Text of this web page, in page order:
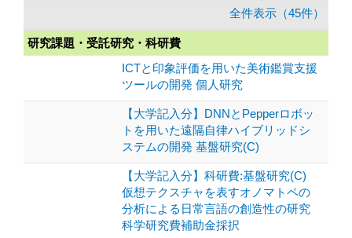
全件表示（45件）
研究課題・受託研究・科研費
ICTと印象評価を用いた美術鑑賞支援
ツールの開発 個人研究
【大学記入分】DNNとPepperロボッ
トを用いた遠隔自律ハイブリッドシ
ステムの開発 基盤研究(C)
【大学記入分】科研費:基盤研究(C)
仮想テクスチャを表すオノマトペの
分析による日常言語の創造性の研究
科学研究費補助金採択